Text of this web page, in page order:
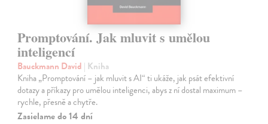
Promptování. Jak mluvit s umělou
inteligencí
Bauckmann David | Kniha
Kniha „Promptování – jak mluvit s AI“ ti ukáže, jak psát efektivní
dotazy a příkazy pro umělou inteligenci, abys z ní dostal maximum –
rychle, přesně a chytře.
Zasielame do 14 dní